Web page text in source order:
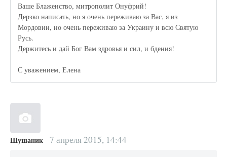
Ваше Блаженство, митрополит Онуфрий!
Дерзко написать, но я очень переживаю за Вас, я из
Мордовии, но очень переживаю за Украину и всю Святую
Русь.
Держитесь и дай Бог Вам здровья и сил, и бдения!
С уважением, Елена
Шушаник 7 апреля 2015, 14:44